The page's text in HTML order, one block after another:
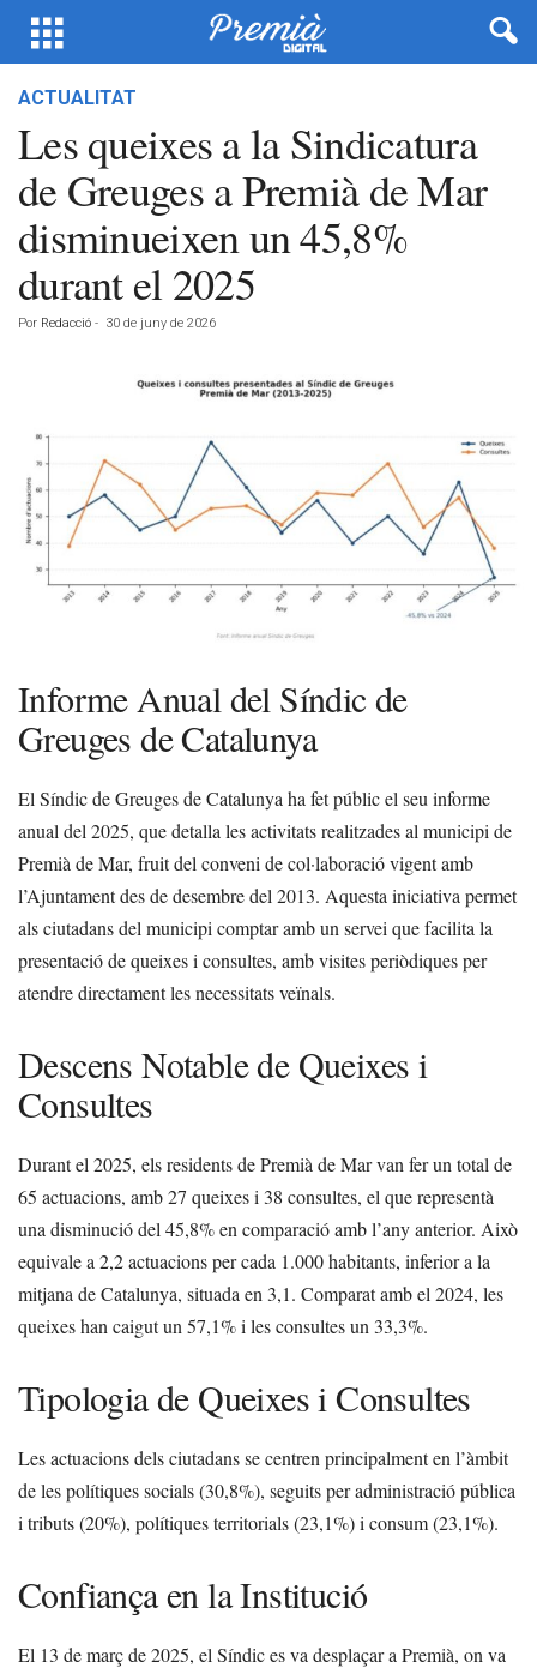
ACTUALITAT
Les queixes a la Sindicatura
de Greuges a Premià de Mar
disminueixen un 45,8%
durant el 2025
Por Redacció - 30 de juny de 2026
Informe Anual del Síndic de
Greuges de Catalunya
El Síndic de Greuges de Catalunya ha fet públic el seu informe
anual del 2025, que detalla les activitats realitzades al municipi de
Premià de Mar, fruit del conveni de col·laboració vigent amb
l’Ajuntament des de desembre del 2013. Aquesta iniciativa permet
als ciutadans del municipi comptar amb un servei que facilita la
presentació de queixes i consultes, amb visites periòdiques per
atendre directament les necessitats veïnals.
Descens Notable de Queixes i
Consultes
Durant el 2025, els residents de Premià de Mar van fer un total de
65 actuacions, amb 27 queixes i 38 consultes, el que representà
una disminució del 45,8% en comparació amb l’any anterior. Això
equivale a 2,2 actuacions per cada 1.000 habitants, inferior a la
mitjana de Catalunya, situada en 3,1. Comparat amb el 2024, les
queixes han caigut un 57,1% i les consultes un 33,3%.
Tipologia de Queixes i Consultes
Les actuacions dels ciutadans se centren principalment en l’àmbit
de les polítiques socials (30,8%), seguits per administració pública
i tributs (20%), polítiques territorials (23,1%) i consum (23,1%).
Confiança en la Institució
El 13 de març de 2025, el Síndic es va desplaçar a Premià, on va